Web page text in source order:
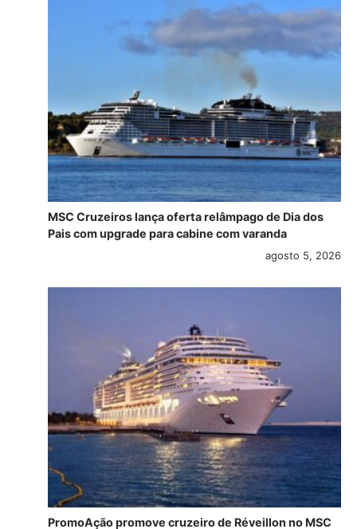
MSC Cruzeiros lança oferta relâmpago de Dia dos
Pais com upgrade para cabine com varanda
agosto 5, 2026
PromoAção promove cruzeiro de Réveillon no MSC